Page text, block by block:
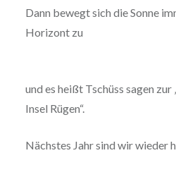
Dann bewegt sich die Sonne
Horizont zu
und es heißt Tschüss sagen
Insel Rügen“.
Nächstes Jahr sind wir wieder